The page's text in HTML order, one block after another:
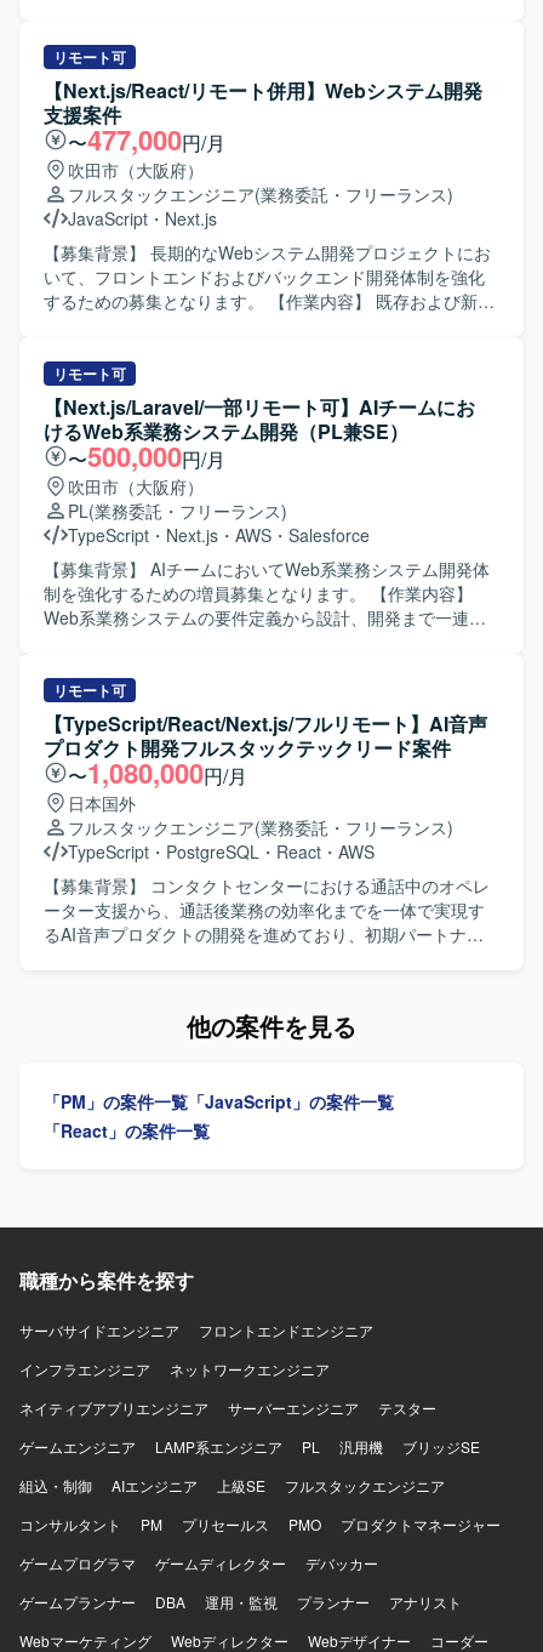
SSRなどのモダンなWeb技術を実践的に習得・強化してい
ただけます。 新規立ち上げから既存サービス拡大まで幅広
いフェーズに関わることで、設計から運用まで一連の経験
を積むことができます。 技術担当として顧客と直接コミュ
ニケーションを取る機会もあり、技術力とビジネス理解の
双方を高められる環境です。 【開発環境】 MacBook Proが
支給される環境で開発を行います。 JavaScript、React、
TypeScript、Node.js、Expressを中心に、一部AWSを利用
したサーバレスアーキテクチャなどを用いて開発を進めて
まいります。
インフラ構築、運用フェーズの改善まで一気通貫で担当い
ただきます。 フロントエンドからインフラまでシステム全
体を俯瞰し、技術選定の判断や技術的負債の解消、顧客へ
の技術提案などを主導していただきます。 【求める人物
像】 システム全体を俯瞰しながら、フロントエンドからバ
ックエンド、インフラまで一貫して主体的に関わることが
できる方を求めております。 顧客とのコミュニケーション
を通じて技術提案を行い、技術的負債の解消や継続的な改
善をリードしていただける方が望ましいです。 【ポジショ
ンの魅力】 フロントエンドからインフラまで幅広い技術領
域に関わりながら、アーキテクトとして技術選定やシステ
用改善まで含めた一気通貫の経験を積むことができます。
【開発環境】 フロントエンドはReactやVue.js等を用い、バ
ックエンドではAPI設計・実装を行います。 インフラおよび
基盤にはAWS、GCP、Azureのいずれかを利用し、
TerraformやCDKなどのIaCを活用した構成管理を行いま
す。 また、CMSの導入や外部API・サービスとの連携も行
っております。
リモート可
【Next.js/React/リモート併用】Webシステム開発
支援案件
〜477,000円/月
吹田市（大阪府）
フルスタックエンジニア(業務委託・フリーランス)
JavaScript ・ Next.js
【募集背景】 長期的なWebシステム開発プロジェクトにお
いて、フロントエンドおよびバックエンド開発体制を強化
するための募集となります。 【作業内容】 既存および新規
いたWebアプリケーション開発を行っていただき、API連携
や画面とのデータ連携も実装いただきます。Gitを用いたチ
ーム開発プロセスに参加し、コードレビューやブランチ運
用ルールに沿った開発を行います。Dockerを利用した開発
環境の構築やコンテナベースでの動作確認も実施いただき
ます。仕様駆動開発やAI駆動開発の考え方を取り入れなが
ら、AI活用を意識した設計・実装にも携わっていただきま
す。 【求める人物像】 フロントエンドとバックエンドの両
面で主体的に開発を進められる方を求めています。チーム
メンバーとのコミュニケーションを大切にしながら、Gitを
前提とした開発フローに順応できる方を歓迎いたします。
境です。 【ポジションの魅力】 Next.js/ReactとPHPを組み
合わせたWebシステム開発に継続的に関わることで、フロ
ントエンド・バックエンド双方のスキルを高めていただけ
ます。Dockerを用いたコンテナ開発環境での実務経験や、
AI駆動開発に関する知見を深められる点も特徴となりま
す。長期的な参画を通じて、仕様検討から実装・改善まで
一貫して携われる機会があります。 【開発環境】
Next.js/Reactを用いたWebフロントエンド開発環境と、
PHPベースのバックエンド開発環境となります。Gitを利用
したソースコード管理を行い、Dockerによるコンテナ化さ
れた開発環境で作業を進めていただきます。仕様駆動開発
リモート可
【Next.js/Laravel/一部リモート可】AIチームにお
けるWeb系業務システム開発（PL兼SE）
〜500,000円/月
吹田市（大阪府）
PL(業務委託・フリーランス)
TypeScript ・ Next.js ・ AWS ・ Salesforce
【募集背景】 AIチームにおいてWeb系業務システム開発体
制を強化するための増員募集となります。 【作業内容】
Web系業務システムの要件定義から設計、開発まで一連の
す。 基本設計・詳細設計、設計レビューを実施し、品質を
担保しながら開発を進めていただきます。 開発メンバーへ
のタスク割り振りや進行管理など、プロジェクトリーダー
としてのマネジメントも行っていただきます。 【求める人
物像】 プロジェクトの目的達成に向けて主体的に動き、自
ら課題を見つけて解決へ導ける方を求めております。 AI技
術や新しい開発手法に対して前向きにキャッチアップし、
チームへ知見を共有していただける方を歓迎いたします。
【ポジションの魅力】 AIチームの一員として、AIを活用し
たWeb系業務システム開発に上流工程から関わることがで
きます。 Next.jsやLaravelを用いたモダンな技術スタックで
できるポジションです。 【開発環境】 Next.jsやLaravelを
技術なども用いながら、AI関連のAPIやサービスと連携した
機能開発を行っております。
リモート可
【TypeScript/React/Next.js/フルリモート】AI音声
プロダクト開発フルスタックテックリード案件
〜1,080,000円/月
日本国外
フルスタックエンジニア(業務委託・フリーランス)
TypeScript ・ PostgreSQL ・ React ・ AWS
【募集背景】 コンタクトセンターにおける通話中のオペレ
ーター支援から、通話後業務の効率化までを一体で実現す
るAI音声プロダクトの開発を進めており、初期パートナー
トエンドとバックエンドを横断して設計・実装を担いなが
業内容】 AI音声プロダクトにおけるフロントエンドおよび
バックエンドの設計・開発・運用を行っていただきます。
る不具合や技術課題の調査、原因分析、恒久的な改善に取
値を踏まえた技術課題と開発優先順位の整理、プロダクト
マネージャーやプロジェクトマネージャーとの要件整理・
仕様検討、アーキテクチャ設計や技術選定、リファクタリ
ング方針の策定を行っていただきます。さらに、コードレ
ビューや設計レビューによる開発品質の向上、開発プロセ
ンバーへの技術的な支援やナレッジ共有を通じてチーム開
発をリードしていただきます。 【求める人物像】 マネジメ
ードできる方を求めています。フロントエンドとバックエ
ンドの領域を限定せず、プロダクト全体の課題に向き合え
る方が望ましいです。技術的な理想だけでなく、顧客価値
や事業上の優先順位を踏まえて判断できる方、不具合や個
迎します。曖昧な状況でも自ら課題を整理し、必要な関係
者を巻き込みながら開発を進められる方、プロダクトマネ
他の案件を見る
「PM」の案件一覧 「JavaScript」の案件一覧
「React」の案件一覧
職種から案件を探す
サーバサイドエンジニア
フロントエンドエンジニア
インフラエンジニア
ネットワークエンジニア
ネイティブアプリエンジニア
サーバーエンジニア
テスター
ゲームエンジニア
LAMP系エンジニア PL 汎用機
ブリッジSE
組込・制御
AIエンジニア 上級SE
フルスタックエンジニア
コンサルタント
PM プリセールス PMO
プロダクトマネージャー
ゲームプログラマ
ゲームディレクター
デバッカー
ゲームプランナー
DBA 運用・監視 プランナー
アナリスト
Webマーケティング
Webディレクター Webデザイナー
コーダー